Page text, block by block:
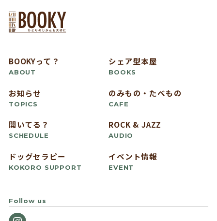
BOOKYって？
ABOUT
シェア型本屋
BOOKS
お知らせ
TOPICS
のみもの・たべもの
CAFE
開いてる？
SCHEDULE
ROCK & JAZZ
AUDIO
ドッグセラピー
KOKORO SUPPORT
イベント情報
EVENT
Follow us